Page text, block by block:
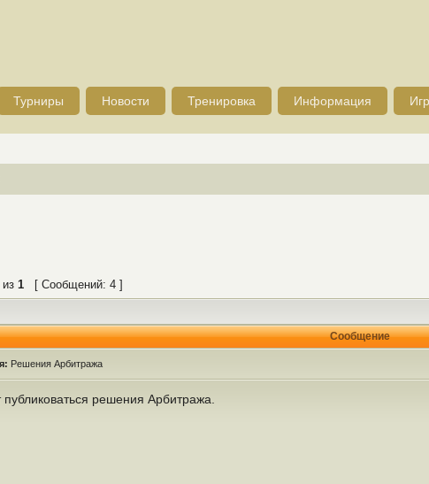
Турниры Новости Тренировка Информация
из 1 [ Сообщений: 4 ]
Сообщение
Решения Арбитража
публиковаться решения Арбитража.